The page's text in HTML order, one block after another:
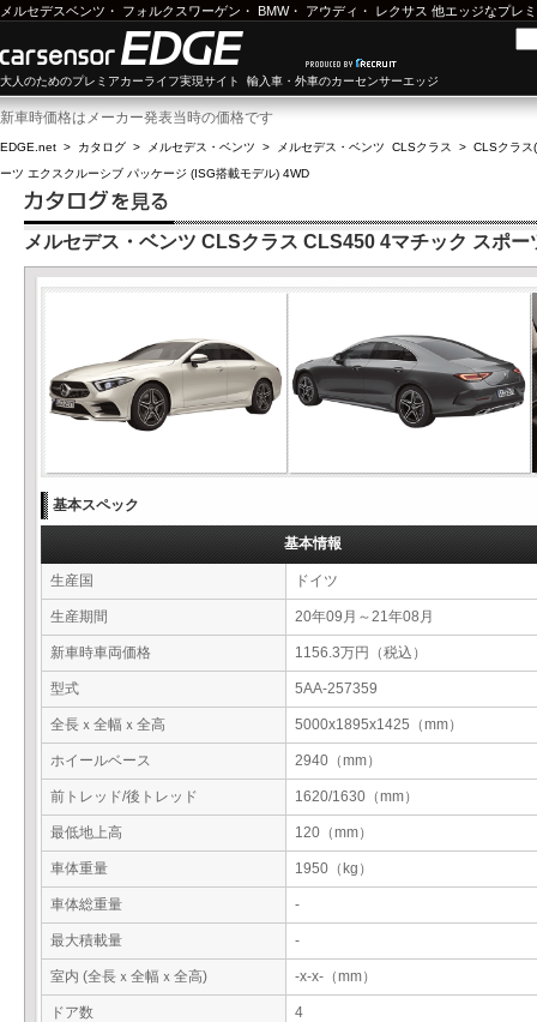
メルセデスベンツ ・ フォルクスワーゲン ・ BMW・ アウディ ・ レクサス 他エッジなプレ
大人のためのプレミアカーライフ実現サイト 輸入車・外車のカーセンサーエッジ
新車時価格はメーカー発表当時の価格です
EDGE.net > カタログ > メルセデス・ベンツ > メルセデス・ベンツ CLSクラス > CLSクラス
ーツ エクスクルーシブ パッケージ (ISG搭載モデル) 4WD
メルセデス・ベンツ CLSクラス CLS450 4マチック スポ
基本スペック
基本情報
生産国 ドイツ
生産期間 20年09月～21年08月
新車時車両価格 1156.3万円（税込）
型式 5AA-257359
全長ｘ全幅ｘ全高 5000x1895x1425（mm）
ホイールベース 2940（mm）
前トレッド/後トレッド 1620/1630（mm）
最低地上高 120（mm）
車体重量 1950（kg）
車体総重量 -
最大積載量 -
室内 (全長ｘ全幅ｘ全高) -x-x-（mm）
ドア数 4